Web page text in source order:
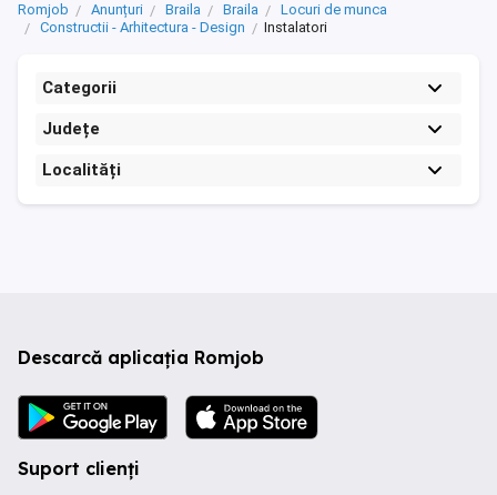
Romjob Anunțuri Braila Braila
Locuri de munca
Constructii - Arhitectura - Design
Instalatori
Categorii
Județe
Localități
Descarcă aplicația Romjob
Suport clienți